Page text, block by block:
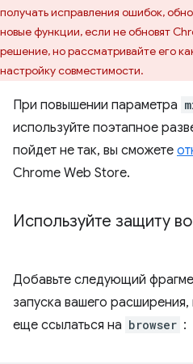
получать исправления ошибок,
новые функции, если не обновят
решение, но рассматривайте его
настройку совместимости.
При повышении параметра
используйте поэтапное
пойдет не так, вы сможете
Chrome Web Store.
Используйте защиту
Добавьте следующий
запуска вашего
еще ссылаться на browser :